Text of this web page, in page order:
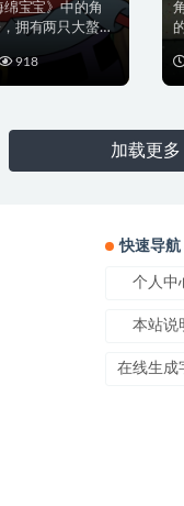
宝宝》中的角
拥有两只大螯和
918
加载更多
快速导航
个人中
本站说
在线生成